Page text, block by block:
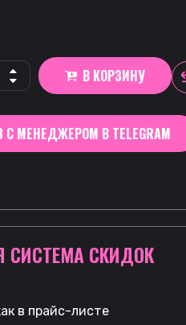
В КОРЗИНУ
МЕНЕДЖЕРОМ В TELEGRAM
СИСТЕМА СКИДОК
в прайс-листе